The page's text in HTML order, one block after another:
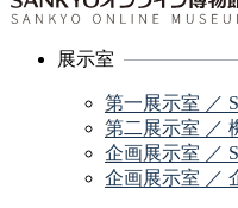
展示室
第一展示室 ／
第二展示室 ／
企画展示室 ／
企画展示室 ／